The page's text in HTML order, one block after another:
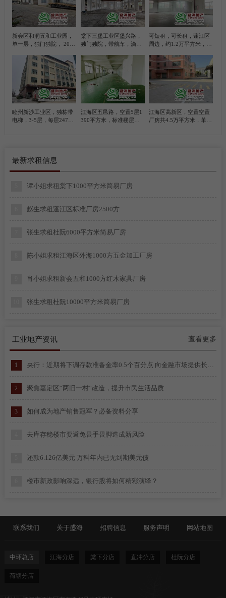
新会区和润五和工业园，
单一层，独门独院， 2000
平方米办公室
棠下三堡工业区堡兴路，
独门独院，带航车，滴水
厂房
可短租，可长租，蓬江区
周边，约1.2万平方米，带
睦州新沙工业区，独栋带
电梯，3-5层，每层2470
江海区五邑路，空置5层1
390平方米，标准楼层厂
江海区高新区，空置空置
厂房共4.5万平方米，单一
最新求租信息
11 梁先生求租江海区礼乐300方模具厂房
12 黄先生求租江海区金溪800方玻璃加工厂房
高先生求租新会五和2500方红木加工厂房
1 陈先生求租蓬江区江海区2000-4000平方简易厂房
2 李先生求租江海区1000-2000平方简易厂房
4 曾生求租礼乐3300平方简易厂房
谭小姐求租棠下1000平方米简易厂房
赵生求租蓬江区标准厂房2500方
张生求租杜阮6000平方米简易厂房
陈小姐求租江海区外海1000方五金加工厂房
肖小姐求租新会五和1000方红木家具厂房
张生求租杜阮10000平方米简易厂房
12 黄先生求租江海区金溪800方玻璃加工厂房
13
1
2
8 陈小姐求租江海区外海1000方五金加工厂房
9 肖小姐求租新会五和1000方红木家具厂房
工业地产资讯 查看更多
1 央行：近期将下调存款准备金率0.5个百分点 向金融市场提供长期流动性约1万亿元
2 聚焦嘉定区“两旧一村”改造，提升市民生活品质
3 如何成为地产销售冠军？必备资料分享
去库存稳楼市要避免畏手畏脚造成新风险
还款6.126亿美元 万科年内已无到期美元债
楼市新政影响深远，银行股将如何精彩演绎？
8 澳门取消楼市“辣招”，未来房市能否回暖？
10 搞懂房产交易合同纠纷：防坑指南与解纷途径全攻略
联系我们 关于盛海 招聘信息 服务声明 网站地图
中环总店 江海分店 棠下分店 直冲分店 杜阮分店
荷塘分店